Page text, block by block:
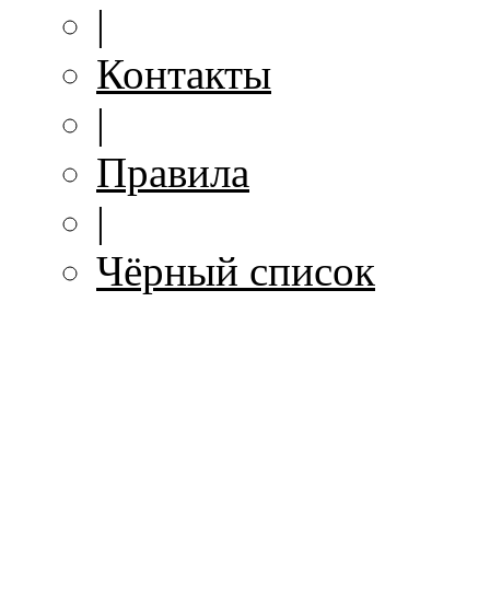
|
Контакты
|
Правила
|
Чёрный список